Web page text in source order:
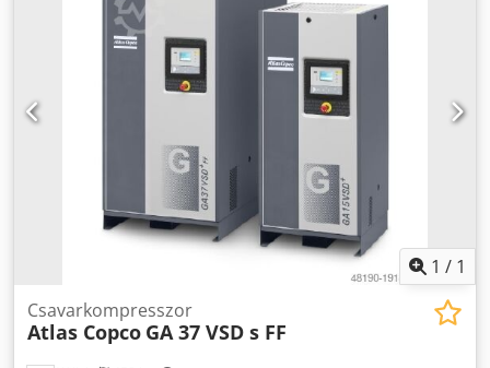
1 / 1
Csavarkompresszor
Atlas Copco GA 37 VSD s FF